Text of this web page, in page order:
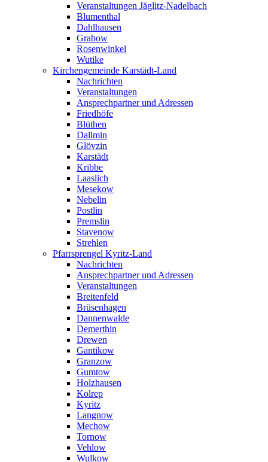
Veranstaltungen Jäglitz-Nadelbach
Blumenthal
Dahlhausen
Grabow
Rosenwinkel
Wutike
Kirchengemeinde Karstädt-Land
Nachrichten
Veranstaltungen
Ansprechpartner und Adressen
Friedhöfe
Blüthen
Dallmin
Glövzin
Karstädt
Kribbe
Laaslich
Mesekow
Nebelin
Postlin
Premslin
Stavenow
Strehlen
Pfarrsprengel Kyritz-Land
Nachrichten
Ansprechpartner und Adressen
Veranstaltungen
Breitenfeld
Brüsenhagen
Dannenwalde
Demerthin
Drewen
Gantikow
Granzow
Gumtow
Holzhausen
Kolrep
Kyritz
Langnow
Mechow
Tornow
Vehlow
Wulkow